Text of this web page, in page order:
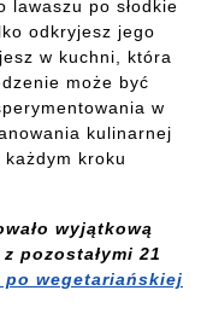
lawaszu po słodkie
odkryjesz jego
w kuchni, która
może być
w
kulinarnej
kroku
wyjątkową
pozostałymi 21
po wegetariańskiej